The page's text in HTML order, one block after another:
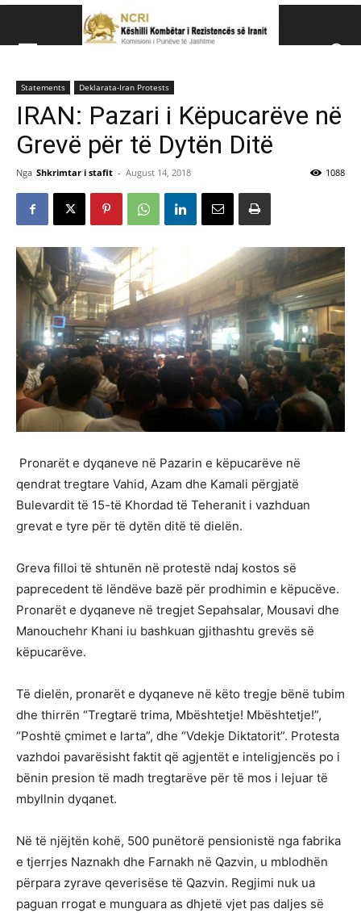
Këshillit Kombëtar të Rezistencës së Iranit (NCRI)
Statements Deklarata-Iran Protests
IRAN: Pazari i Këpucarëve në
Grevë për të Dytën Ditë
Nga Shkrimtar i stafit - August 14, 2018 1088
Pronarët e dyqaneve në Pazarin e këpucarëve në
qendrat tregtare Vahid, Azam dhe Kamali përgjatë
Bulevardit të 15-të Khordad të Teheranit i vazhduan
grevat e tyre për të dytën ditë të dielën.
Greva filloi të shtunën në protestë ndaj kostos së
paprecedent të lëndëve bazë për prodhimin e këpucëve.
Pronarët e dyqaneve në tregjet Sepahsalar, Mousavi dhe
Manouchehr Khani iu bashkuan gjithashtu grevës së
këpucarëve.
Të dielën, pronarët e dyqaneve në këto tregje bënë tubim
dhe thirrën “Tregtarë trima, Mbështetje! Mbështetje!”,
“Poshtë çmimet e larta”, dhe “Vdekje Diktatorit”. Protesta
vazhdoi pavarësisht faktit që agjentët e inteligjencës po i
bënin presion të madh tregtarëve për të mos i lejuar të
mbyllnin dyqanet.
Në të njëjtën kohë, 500 punëtorë pensionistë nga fabrika
e tjerrjes Naznakh dhe Farnakh në Qazvin, u mblodhën
përpara zyrave qeverisëse të Qazvin. Regjimi nuk ua
paguan rrogat e munguara as dhjetë vjet pas daljes së